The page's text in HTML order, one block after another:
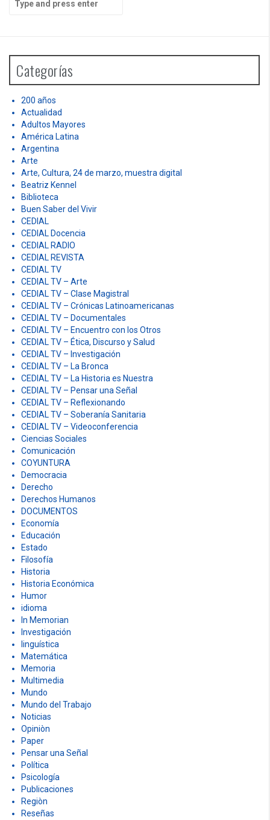
h
o
Categorías
200 años
Actualidad
Adultos Mayores
América Latina
Argentina
Arte
Arte, Cultura, 24 de marzo, muestra digital
Beatriz Kennel
Biblioteca
Buen Saber del Vivir
CEDIAL
CEDIAL Docencia
CEDIAL RADIO
CEDIAL REVISTA
CEDIAL TV
CEDIAL TV – Arte
CEDIAL TV – Clase Magistral
CEDIAL TV – Crónicas Latinoamericanas
CEDIAL TV – Documentales
CEDIAL TV – Encuentro con los Otros
CEDIAL TV – Ética, Discurso y Salud
CEDIAL TV – Investigación
CEDIAL TV – La Bronca
CEDIAL TV – La Historia es Nuestra
CEDIAL TV – Pensar una Señal
CEDIAL TV – Reflexionando
CEDIAL TV – Soberanía Sanitaria
CEDIAL TV – Videoconferencia
Ciencias Sociales
Comunicación
COYUNTURA
Democracia
Derecho
Derechos Humanos
DOCUMENTOS
Economía
Educación
Estado
Filosofía
Historia
Historia Económica
Humor
idioma
In Memorian
Investigación
linguística
Matemática
Memoria
Multimedia
Mundo
Mundo del Trabajo
Noticias
Opiniòn
Paper
Pensar una Señal
Política
Psicología
Publicaciones
Regiòn
Reseñas